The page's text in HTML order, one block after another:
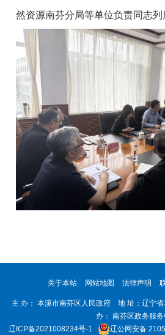
然资源南芬分局等单位负责同志列
关于本站 网站地图 法律声明
主 办： 本溪市南芬区人民政府 地 址：辽宁
办： 南芬区政务服
辽ICP备2021008234号-1
辽公网安备